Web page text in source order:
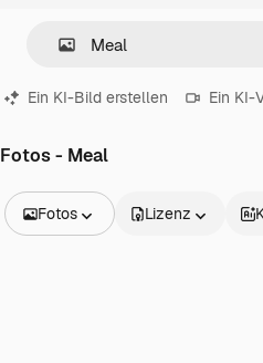
Ein KI-Bild erstellen Ein KI-
Fotos - Meal
Fotos Lizenz